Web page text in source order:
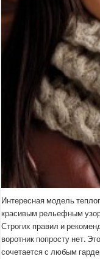
Интересная модель
красивым рельефным
Строгих правил и
воротник попросту нет.
сочетается с любым